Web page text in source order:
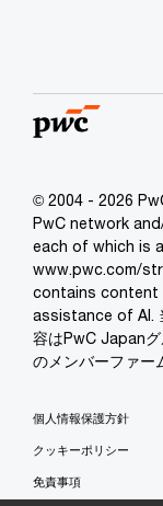
© 2004 - 2026
PwC network
each of which is
www.pwc.com/
contains content
assistance of AI.
容はPwC Japan
のメンバーファー
個人情報保護方針
クッキーポリシー
免責事項